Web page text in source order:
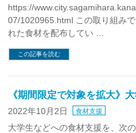
https://
07/1020965.html この取り組み
れた食材を配布してい …
この記事を読む
《期間限定で対象を拡大》
2022年10月2日 食材支援
大学生などへの食材支援を、次